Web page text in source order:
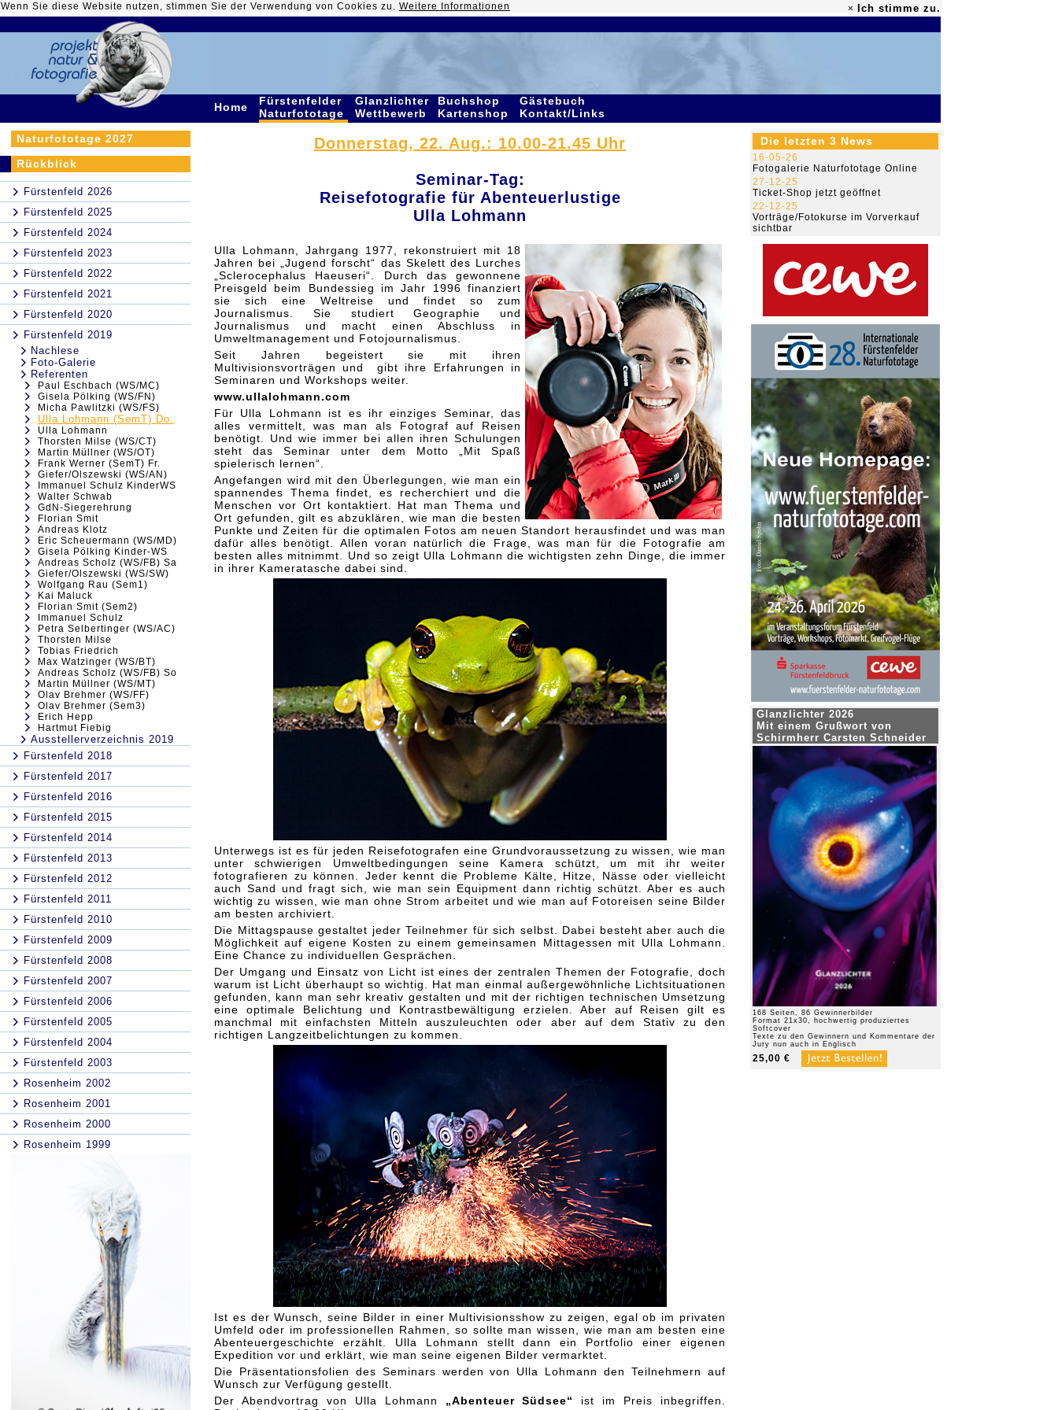
Wenn Sie diese Website nutzen, stimmen Sie der Verwendung von Cookies zu. Weitere Informationen × Ich stimme zu.
Home
Fürstenfelder
Naturfototage
Glanzlichter
Wettbewerb
Buchshop
Kartenshop
Gästebuch
Kontakt/Links
Naturfototage 2027
Rückblick
Fürstenfeld 2026
Fürstenfeld 2025
Fürstenfeld 2024
Fürstenfeld 2023
Fürstenfeld 2022
Fürstenfeld 2021
Fürstenfeld 2020
Fürstenfeld 2019
Nachlese
Foto-Galerie
Referenten
Paul Eschbach (WS/MC)
Gisela Pölking (WS/FN)
Micha Pawlitzki (WS/FS)
Ulla Lohmann (SemT) Do.
Ulla Lohmann
Thorsten Milse (WS/CT)
Martin Müllner (WS/OT)
Frank Werner (SemT) Fr.
Giefer/Olszewski (WS/AN)
Immanuel Schulz KinderWS
Walter Schwab
GdN-Siegerehrung
Florian Smit
Andreas Klotz
Eric Scheuermann (WS/MD)
Gisela Pölking Kinder-WS
Andreas Scholz (WS/FB) Sa
Giefer/Olszewski (WS/SW)
Wolfgang Rau (Sem1)
Kai Maluck
Florian Smit (Sem2)
Immanuel Schulz
Petra Selbertinger (WS/AC)
Thorsten Milse
Tobias Friedrich
Max Watzinger (WS/BT)
Andreas Scholz (WS/FB) So
Martin Müllner (WS/MT)
Olav Brehmer (WS/FF)
Olav Brehmer (Sem3)
Erich Hepp
Hartmut Fiebig
Ausstellerverzeichnis 2019
Fürstenfeld 2018
Fürstenfeld 2017
Fürstenfeld 2016
Fürstenfeld 2015
Fürstenfeld 2014
Fürstenfeld 2013
Fürstenfeld 2012
Fürstenfeld 2011
Fürstenfeld 2010
Fürstenfeld 2009
Fürstenfeld 2008
Fürstenfeld 2007
Fürstenfeld 2006
Fürstenfeld 2005
Fürstenfeld 2004
Fürstenfeld 2003
Rosenheim 2002
Rosenheim 2001
Rosenheim 2000
Rosenheim 1999
Donnerstag, 22. Aug.: 10.00-21.45 Uhr
Seminar-Tag:
Reisefotografie für Abenteuerlustige
Ulla Lohmann
Ulla Lohmann, Jahrgang 1977, rekonstruiert mit 18
Jahren bei „Jugend forscht“ das Skelett des Lurches
„Sclerocephalus Haeuseri“. Durch das gewonnene
Preisgeld beim Bundessieg im Jahr 1996 finanziert
sie sich eine Weltreise und findet so zum
Journalismus. Sie studiert Geographie und
Journalismus und macht einen Abschluss in
Umweltmanagement und Fotojournalismus.
Seit Jahren begeistert sie mit ihren
Multivisionsvorträgen und gibt ihre Erfahrungen in
Seminaren und Workshops weiter.
www.ullalohmann.com
Für Ulla Lohmann ist es ihr einziges Seminar, das
alles vermittelt, was man als Fotograf auf Reisen
benötigt. Und wie immer bei allen ihren Schulungen
steht das Seminar unter dem Motto „Mit Spaß
spielerisch lernen“.
Angefangen wird mit den Überlegungen, wie man ein
spannendes Thema findet, es recherchiert und die
Menschen vor Ort kontaktiert. Hat man Thema und
Ort gefunden, gilt es abzuklären, wie man die besten
Punkte und Zeiten für die optimalen Fotos am neuen Standort herausfindet und was man
dafür alles benötigt. Allen voran natürlich die Frage, was man für die Fotografie am
besten alles mitnimmt. Und so zeigt Ulla Lohmann die wichtigsten zehn Dinge, die immer
in ihrer Kameratasche dabei sind.
Unterwegs ist es für jeden Reisefotografen eine Grundvoraussetzung zu wissen, wie man
unter schwierigen Umweltbedingungen seine Kamera schützt, um mit ihr weiter
fotografieren zu können. Jeder kennt die Probleme Kälte, Hitze, Nässe oder vielleicht
auch Sand und fragt sich, wie man sein Equipment dann richtig schützt. Aber es auch
wichtig zu wissen, wie man ohne Strom arbeitet und wie man auf Fotoreisen seine Bilder
am besten archiviert.
Die Mittagspause gestaltet jeder Teilnehmer für sich selbst. Dabei besteht aber auch die
Möglichkeit auf eigene Kosten zu einem gemeinsamen Mittagessen mit Ulla Lohmann.
Eine Chance zu individuellen Gesprächen.
Der Umgang und Einsatz von Licht ist eines der zentralen Themen der Fotografie, doch
warum ist Licht überhaupt so wichtig. Hat man einmal außergewöhnliche Lichtsituationen
gefunden, kann man sehr kreativ gestalten und mit der richtigen technischen Umsetzung
eine optimale Belichtung und Kontrastbewältigung erzielen. Aber auf Reisen gilt es
manchmal mit einfachsten Mitteln auszuleuchten oder aber auf dem Stativ zu den
richtigen Langzeitbelichtungen zu kommen.
Ist es der Wunsch, seine Bilder in einer Multivisionsshow zu zeigen, egal ob im privaten
Umfeld oder im professionellen Rahmen, so sollte man wissen, wie man am besten eine
Abenteuergeschichte erzählt. Ulla Lohmann stellt dann ein Portfolio einer eigenen
Expedition vor und erklärt, wie man seine eigenen Bilder vermarktet.
Die Präsentationsfolien des Seminars werden von Ulla Lohmann den Teilnehmern auf
Wunsch zur Verfügung gestellt.
Der Abendvortrag von Ulla Lohmann „Abenteuer Südsee“
ist im Preis inbegriffen.
Die letzten 3 News
16-05-26
Fotogalerie Naturfototage Online
27-12-25
Ticket-Shop jetzt geöffnet
22-12-25
Vorträge/Fotokurse im Vorverkauf
sichtbar
Glanzlichter 2026
Mit einem Grußwort von
Schirmherr Carsten Schneider
168 Seiten, 86 Gewinnerbilder
Format 21x30, hochwertig produziertes
Softcover
Texte zu den Gewinnern und Kommentare der
Jury nun auch in Englisch
25,00 €